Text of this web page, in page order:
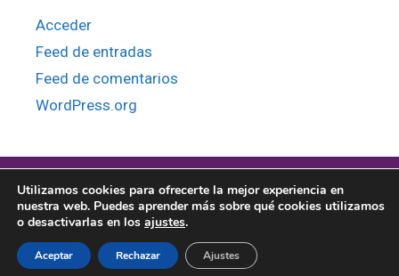
Acceder
Feed de entradas
Feed de comentarios
WordPress.org
condiciones
Utilizamos cookies para ofrecerte la mejor experiencia en
nuestra web. Puedes aprender más sobre qué cookies utilizamos
o desactivarlas en los ajustes.
Aceptar Rechazar Ajustes